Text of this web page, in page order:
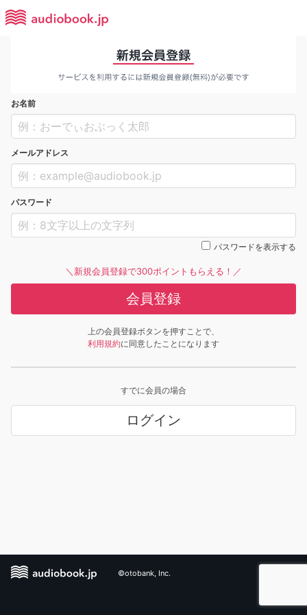
お名前
メールアドレス
パスワード
パスワードを表示する
＼新規会員登録で300ポイントもらえる！／
会員登録
上の会員登録ボタンを押すことで、
利用規約に同意したことになります
すでに会員の場合
ログイン
©otobank, Inc.